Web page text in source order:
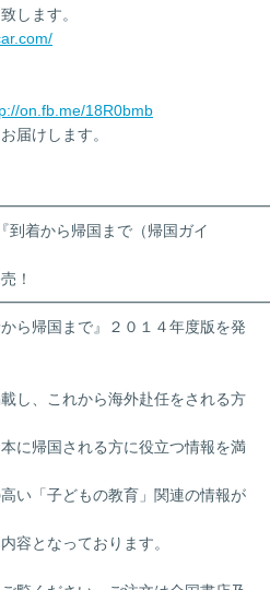
します。
on.fb.me/18R0bmb
けします。
到着から帰国まで（帰国ガイ
！
ら帰国まで』２０１４年度版を発
し、これから海外赴任をされる方
に帰国される方に役立つ情報を満
い「子どもの教育」関連の情報が
容となっております。